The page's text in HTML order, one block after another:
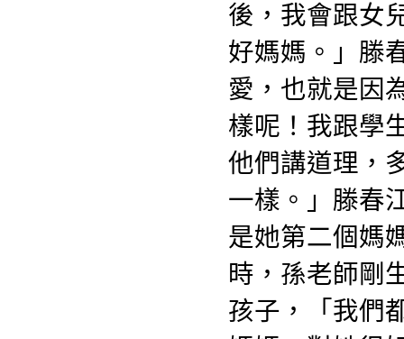
後，我會跟女
好媽媽。」滕
愛，也就是因
樣呢！我跟學
他們講道理，
一樣。」滕春
是她第二個媽
時，孫老師剛
孩子，「我們